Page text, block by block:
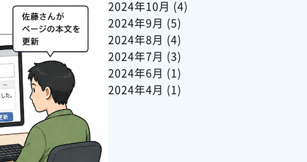
2024年10月 (4)
2024年9月 (5)
2024年8月 (4)
2024年7月 (3)
2024年6月 (1)
2024年4月 (1)